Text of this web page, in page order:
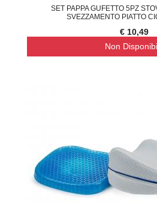
SET PAPPA GUFETTO 5PZ
SVEZZAMENTO PIATTO
€ 10,49
Non